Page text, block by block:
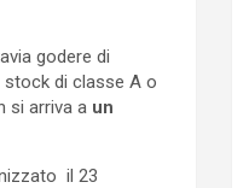
godere di
stock di classe A o
si arriva a un
il 23